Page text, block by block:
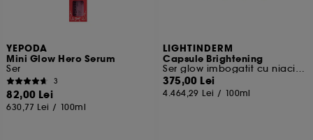
YEPODA
Mini Glow Hero Serum
Ser
3
82,00 Lei
630,77 Lei / 100ml
LIGHTINDERM
Capsule Brightening
Ser glow imbogatit cu niacinamide si Andrographis, vit. C.
375,00 Lei
4.464,29 Lei / 100ml